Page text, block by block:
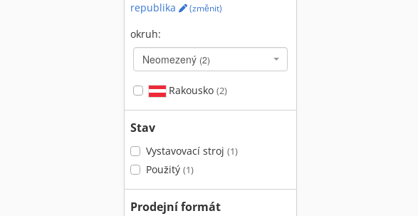
republika
(změnit)
okruh:
Neomezený (2)
Rakousko (2)
Stav
Vystavovací stroj (1)
Použitý (1)
Prodejní formát